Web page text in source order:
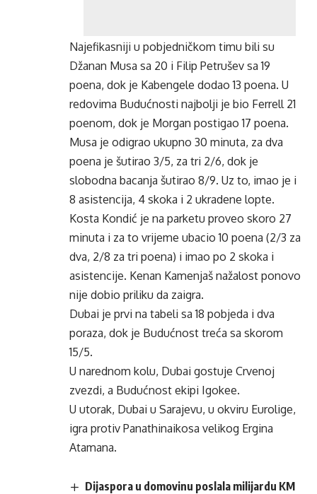
Najefikasniji u pobjedničkom timu bili su
Džanan Musa sa 20 i Filip Petrušev sa 19
poena, dok je Kabengele dodao 13 poena. U
redovima Budućnosti najbolji je bio Ferrell 21
poenom, dok je Morgan postigao 17 poena.
Musa je odigrao ukupno 30 minuta, za dva
poena je šutirao 3/5, za tri 2/6, dok je
slobodna bacanja šutirao 8/9. Uz to, imao je i
8 asistencija, 4 skoka i 2 ukradene lopte.
Kosta Kondić je na parketu proveo skoro 27
minuta i za to vrijeme ubacio 10 poena (2/3 za
dva, 2/8 za tri poena) i imao po 2 skoka i
asistencije. Kenan Kamenjaš nažalost ponovo
nije dobio priliku da zaigra.
Dubai je prvi na tabeli sa 18 pobjeda i dva
poraza, dok je Budućnost treća sa skorom
15/5.
U narednom kolu, Dubai gostuje Crvenoj
zvezdi, a Budućnost ekipi Igokee.
U utorak, Dubai u Sarajevu, u okviru Eurolige,
igra protiv Panathinaikosa velikog Ergina
Atamana.
Dijaspora u domovinu poslala milijardu KM